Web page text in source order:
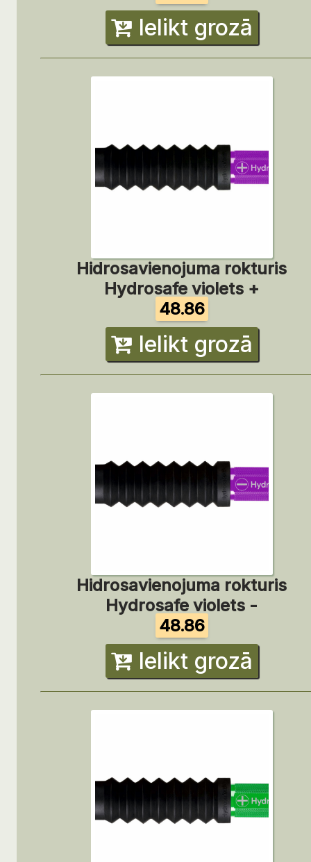
Ielikt grozā
Hidrosavienojuma rokturis
Hydrosafe violets +
48.86
Ielikt grozā
Hidrosavienojuma rokturis
Hydrosafe violets -
48.86
Ielikt grozā